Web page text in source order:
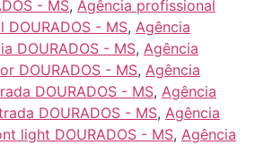
- MS, Agência profissional
- MS, Agência
DOURADOS - MS, Agência
DOURADOS - MS, Agência
DOURADOS - MS, Agência
DOURADOS - MS, Agência
light DOURADOS - MS, Agência